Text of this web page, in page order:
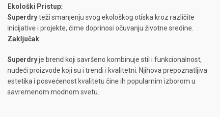
Ekološki Pristup:
Superdryteži smanjenju svog ekološkog otiska kroz različite
inicijative i projekte, čime doprinosi očuvanju životne sredine.
Zaključak
Superdryje brend koji savršeno kombinuje stil i funkcionalnost,
nudeći proizvode koji su i trendi i kvalitetni. Njihova prepoznatljiva
estetika i posvećenost kvalitetu čine ih popularnim izborom u
savremenom modnom svetu.